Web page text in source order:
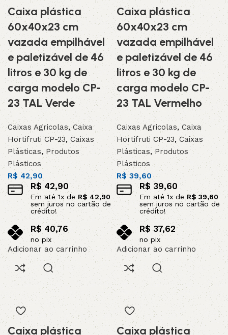
Caixa plástica
60x40x23 cm
vazada empilhável
e paletizável de 46
litros e 30 kg de
carga modelo CP-
23 TAL Verde
Caixas Agricolas,Caixa
Hortifruti CP-23,Caixas
Plásticas, Produtos
Plásticos
R$ 42,90
R$42,90
Em até1x de R$ 42,90
sem juros no cartão de
crédito!
R$ 40,76
no pix
Adicionar ao carrinho
Caixa plástica
60x40x23 cm
vazada empilhável
e paletizável de 46
litros e 30 kg de
carga modelo CP-
23 TAL Vermelho
Caixas Agricolas,Caixa
Hortifruti CP-23, Caixas
Plásticas,Produtos
Plásticos
R$39,60
R$ 39,60
Em até 1x de R$ 39,60
sem juros no cartão de
crédito!
R$ 37,62
no pix
Adicionar ao carrinho
Caixa plástica Caixa plástica